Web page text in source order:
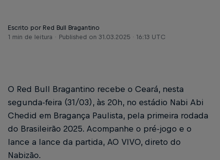
Escrito por Red Bull Bragantino
1 min de leitura
Published on 31.03.2025 · 16:13 UTC
O Red Bull Bragantino recebe o Ceará, nesta
segunda-feira (31/03), às 20h, no estádio Nabi Abi
Chedid em Bragança Paulista, pela primeira rodada
do Brasileirão 2025. Acompanhe o pré-jogo e o
lance a lance da partida, AO VIVO, direto do
Nabizão.